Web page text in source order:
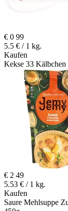
€ 0 99
5.5 € / 1 kg.
Kaufen
Kekse 33
€ 2 49
5.53 € / 1 kg.
Kaufen
Saure Mehlsuppe